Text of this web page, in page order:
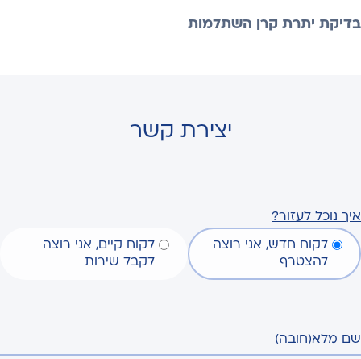
בדיקת יתרת קרן השתלמות
יצירת קשר
איך נוכל לעזור?
לקוח חדש, אני רוצה
להצטרף
לקוח קיים, אני רוצה
לקבל שירות
שם מלא(חובה)